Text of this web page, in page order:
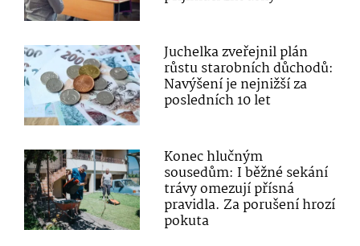
Juchelka zveřejnil plán
růstu starobních důchodů:
Navýšení je nejnižší za
posledních 10 let
Konec hlučným
sousedům: I běžné sekání
trávy omezují přísná
pravidla. Za porušení hrozí
pokuta